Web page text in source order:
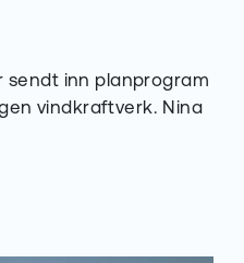
sendt inn planprogram
vindkraftverk. Nina